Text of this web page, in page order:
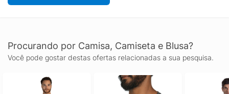
Procurando por Camisa, Camiseta e Blusa?
Você pode gostar destas ofertas relacionadas a sua pesquisa.